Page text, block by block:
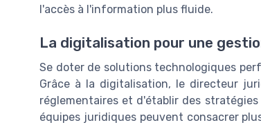
l'accès à l'information plus fluide.
La digitalisation pour une
Se doter de solutions technologiques
Grâce à la digitalisation, le directeur
réglementaires et d'établir des
équipes juridiques peuvent consacrer